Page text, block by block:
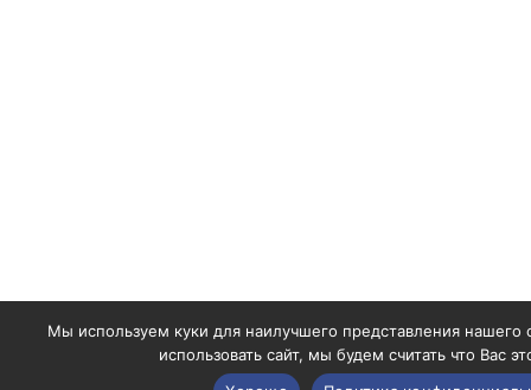
Мы используем куки для наилучшего представления нашего
использовать сайт, мы будем считать что Вас